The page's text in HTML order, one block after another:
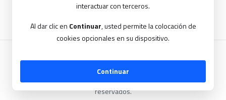
reservados.
interactuar con terceros.
Al dar clic en Continuar, usted permite la colocación de
cookies opcionales en su dispositivo.
Continuar